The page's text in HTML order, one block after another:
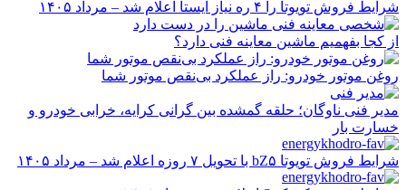
شرایط فروش تویوتا را ۴ ره نیاز ایستا اعلام شد – مرداد ۱۴۰۵
از کجا بفهمیم ماشین معاینه فنی دارد؟
روغن موتور خودرو: راز عملکرد بی‌نقص موتور شما
مدیر فنی ناوگان؛ حلقه گمشده بین گرانی کرایه، خرابی خودرو و
خسارت بار
شرایط فروش تویوتا bZ۵ با تحویل ۷ روزه اعلام شد – مرداد ۱۴۰۵